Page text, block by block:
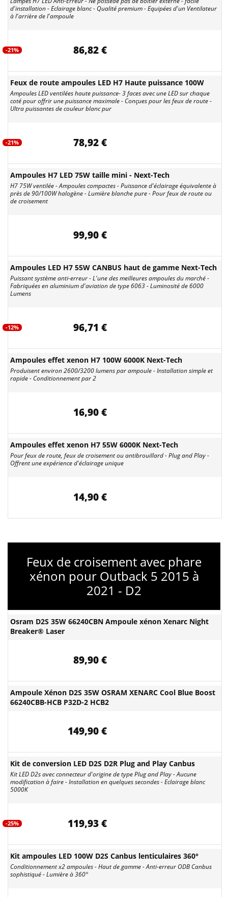
d'installation - Eclairage blanc - Qualité premium - Equipées d'un Ventilateur
à l'arrière de l'ampoule
-21% 86,82 €
Feux de route ampoules LED H7 Haute puissance 100W
Ampoules LED ventilées haute puissance- 3 faces avec une LED sur chaque
coté pour offrir une puissance maximale - Conçues pour les feux de route -
Ultra puissantes de couleur blanc pur
-21% 78,92 €
Ampoules H7 LED 75W taille mini - Next-Tech
H7 75W ventilée - Ampoules compactes - Puissance d'éclairage équivalente à
près de 90/100W halogène - Lumière blanche pure - Pour feux de route ou
de croisement
99,90 €
Ampoules LED H7 55W CANBUS haut de gamme Next-Tech
Puissant système anti-erreur - L'une des meilleures ampoules du marché -
Fabriquées en aluminium d'aviation de type 6063 - Luminosité de 6000
Lumens
-12% 96,71 €
Ampoules effet xenon H7 100W 6000K Next-Tech
Produisent environ 2600/3200 lumens par ampoule - Installation simple et
rapide - Conditionnement par 2
16,90 €
Ampoules effet xenon H7 55W 6000K Next-Tech
Pour feux de route, feux de croisement ou antibrouillard - Plug and Play -
Offrent une expérience d'éclairage unique
14,90 €
Feux de croisement avec phare
xénon pour Outback 5 2015 à
2021 - D2
Osram D2S 35W 66240CBN Ampoule xénon Xenarc Night
Breaker® Laser
89,90 €
Ampoule Xénon D2S 35W OSRAM XENARC Cool Blue Boost
66240CBB-HCB P32D-2 HCB2
149,90 €
Kit de conversion LED D2S D2R Plug and Play Canbus
Kit LED D2s avec connecteur d'origine de type Plug and Play - Aucune
modification à faire - Installation en quelques secondes - Eclairage blanc
5000K
-25% 119,93 €
Kit ampoules LED 100W D2S Canbus lenticulaires 360°
Conditionnement x2 ampoules - Haut de gamme - Anti-erreur ODB Canbus
sophistiqué - Lumière à 360°